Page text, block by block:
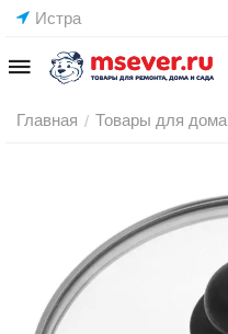
Истра
Главная / Товары для дома